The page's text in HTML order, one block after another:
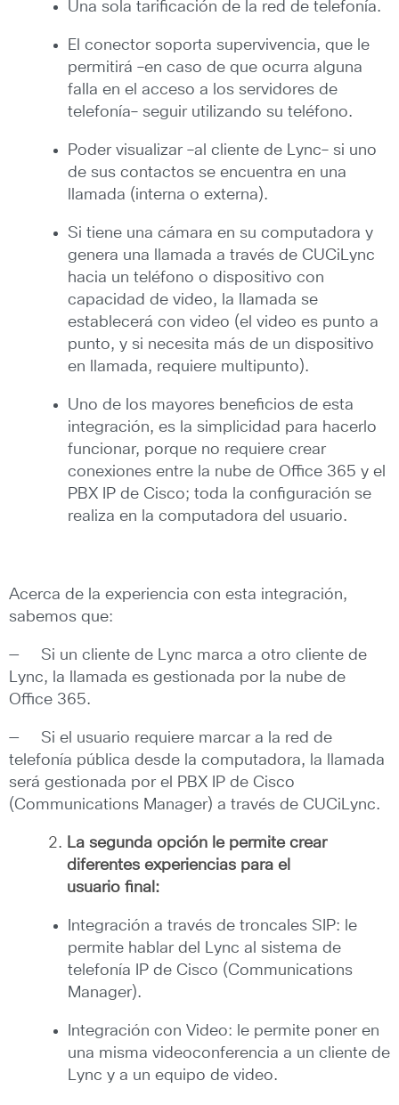
Una sola tarificación de la red de telefonía.
El conector soporta supervivencia, que le
permitirá –en caso de que ocurra alguna
falla en el acceso a los servidores de
telefonía– seguir utilizando su teléfono.
Poder visualizar –al cliente de Lync– si uno
de sus contactos se encuentra en una
llamada (interna o externa).
Si tiene una cámara en su computadora y
genera una llamada a través de CUCiLync
hacia un teléfono o dispositivo con
capacidad de video, la llamada se
establecerá con video (el video es punto a
punto, y si necesita más de un dispositivo
en llamada, requiere multipunto).
Uno de los mayores beneficios de esta
integración, es la simplicidad para hacerlo
funcionar, porque no requiere crear
conexiones entre la nube de Office 365 y el
PBX IP de Cisco; toda la configuración se
realiza en la computadora del usuario.
Acerca de la experiencia con esta integración,
sabemos que:
— Si un cliente de Lync marca a otro cliente de
Lync, la llamada es gestionada por la nube de
Office 365.
— Si el usuario requiere marcar a la red de
telefonía pública desde la computadora, la llamada
será gestionada por el PBX IP de Cisco
(Communications Manager) a través de CUCiLync.
La segunda opción le permite crear
diferentes experiencias para el
usuario final:
Integración a través de troncales SIP: le
permite hablar del Lync al sistema de
telefonía IP de Cisco (Communications
Manager).
Integración con Video: le permite poner en
una misma videoconferencia a un cliente de
Lync y a un equipo de video.